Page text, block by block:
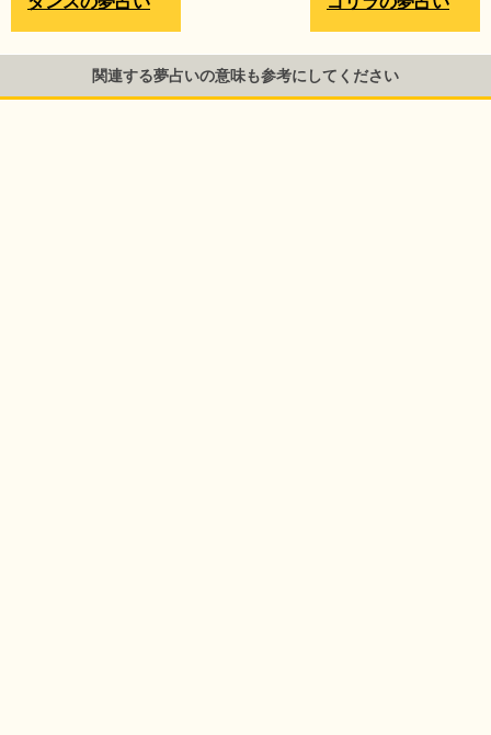
関連する夢占いの意味も参考にしてください